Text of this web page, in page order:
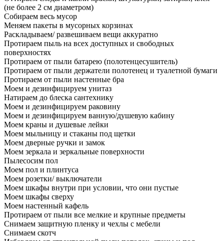
(не более 2 см диаметром)
Собираем весь мусор
Меняем пакеты в мусорных корзинах
Раскладываем/ развешиваем вещи аккуратно
Протираем пыль на всех доступных и свободных
поверхностях
Протираем от пыли батарею (полотенцесушитель)
Протираем от пыли держатели полотенец и туалетной бумаги
Протираем от пыли настенные бра
Моем и дезинфицируем унитаз
Натираем до блеска сантехнику
Моем и дезинфицируем раковину
Моем и дезинфицируем ванную/душевую кабину
Моем краны и душевые лейки
Моем мыльницу и стаканы под щетки
Моем дверные ручки и замок
Моем зеркала и зеркальные поверхности
Пылесосим пол
Моем пол и плинтуса
Моем розетки/ выключатели
Моем шкафы внутри при условии, что они пустые
Моем шкафы сверху
Моем настенный кафель
Протираем от пыли все мелкие и крупные предметы
Снимаем защитную пленку и чехлы с мебели
Снимаем скотч